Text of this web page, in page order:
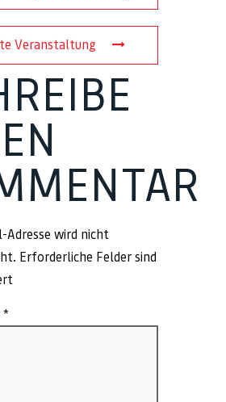
Veranstaltung
Adresse wird nicht
Erforderliche Felder sind
*